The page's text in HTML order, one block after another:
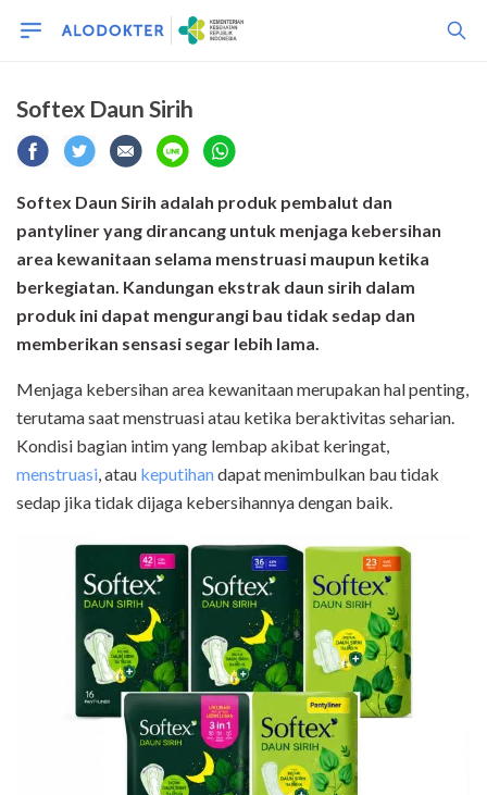
Softex Daun Sirih
Softex Daun Sirih adalah produk pembalut dan
pantyliner yang dirancang untuk menjaga kebersihan
area kewanitaan selama menstruasi maupun ketika
berkegiatan. Kandungan ekstrak daun sirih dalam
produk ini dapat mengurangi bau tidak sedap dan
memberikan sensasi segar lebih lama.
Menjaga kebersihan area kewanitaan merupakan hal penting,
terutama saat menstruasi atau ketika beraktivitas seharian.
Kondisi bagian intim yang lembap akibat keringat,
menstruasi, atau keputihandapat menimbulkan bau tidak
sedap jika tidak dijaga kebersihannya dengan baik.